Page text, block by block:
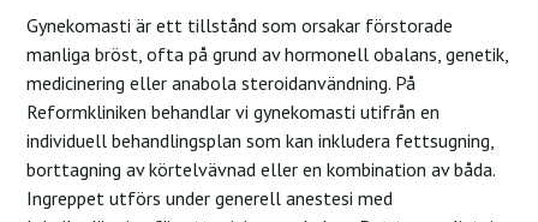
Gynekomasti är ett tillstånd som orsakar förstorade
manliga bröst, ofta på grund av hormonell obalans, genetik,
medicinering eller anabola steroidanvändning. På
Reformkliniken behandlar vi gynekomasti utifrån en
individuell behandlingsplan som kan inkludera fettsugning,
borttagning av körtelvävnad eller en kombination av båda.
Ingreppet utförs under generell anestesi med